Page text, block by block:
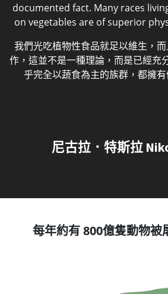
documented fact. Many races
on vegetables are of superior
我們光吃植物性食品就足以維生，
作，這並不是一種理論，而是已經充
乎完全以蔬食為主的族群，都擁
尼古拉．特斯拉
每年約有 800億隻動物被